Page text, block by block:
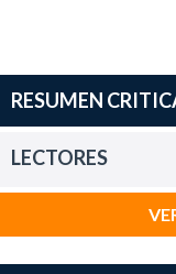
RESUMEN
LECTORES